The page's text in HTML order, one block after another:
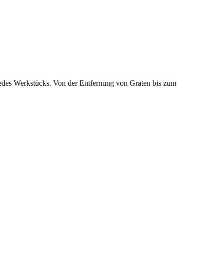
Werkstücks. Von der Entfernung von Graten bis zum